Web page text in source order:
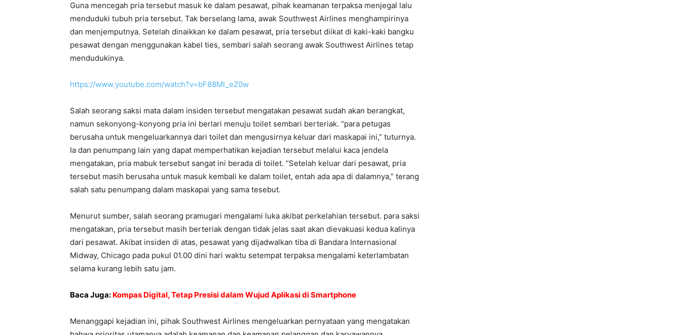
Guna mencegah pria tersebut masuk ke dalam pesawat, pihak keamanan terpaksa menjegal lalu
menduduki tubuh pria tersebut. Tak berselang lama, awak Southwest Airlines menghampirinya
dan menjemputnya. Setelah dinaikkan ke dalam pesawat, pria tersebut diikat di kaki-kaki bangku
pesawat dengan menggunakan kabel ties, sembari salah seorang awak Southwest Airlines tetap
mendudukinya.
https://www.youtube.com/watch?v=bF88MI_eZ0w
Salah seorang saksi mata dalam insiden tersebut mengatakan pesawat sudah akan berangkat,
namun sekonyong-konyong pria ini berlari menuju toilet sembari berteriak. “para petugas
berusaha untuk mengeluarkannya dari toilet dan mengusirnya keluar dari maskapai ini,” tuturnya.
Ia dan penumpang lain yang dapat memperhatikan kejadian tersebut melalui kaca jendela
mengatakan, pria mabuk tersebut sangat ini berada di toilet. “Setelah keluar dari pesawat, pria
tersebut masih berusaha untuk masuk kembali ke dalam toilet, entah ada apa di dalamnya,” terang
salah satu penumpang dalam maskapai yang sama tesebut.
Menurut sumber, salah seorang pramugari mengalami luka akibat perkelahian tersebut. para saksi
mengatakan, pria tersebut masih berteriak dengan tidak jelas saat akan dievakuasi kedua kalinya
dari pesawat. Akibat insiden di atas, pesawat yang dijadwalkan tiba di Bandara Internasional
Midway, Chicago pada pukul 01.00 dini hari waktu setempat terpaksa mengalami keterlambatan
selama kurang lebih satu jam.
Baca Juga: Kompas Digital, Tetap Presisi dalam Wujud Aplikasi di Smartphone
Menanggapi kejadian ini, pihak Southwest Airlines mengeluarkan pernyataan yang mengatakan